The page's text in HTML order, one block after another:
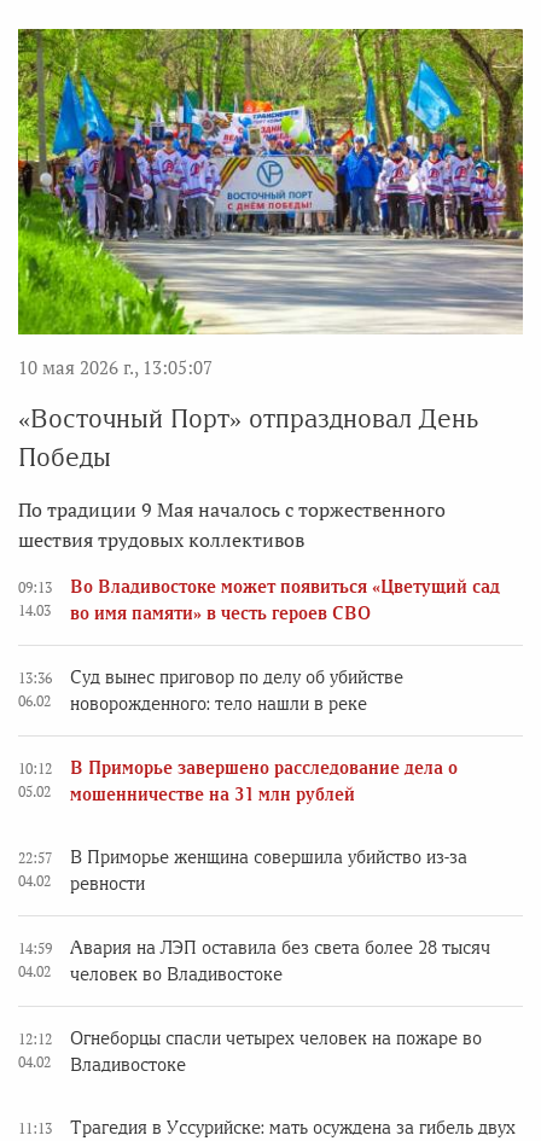
10 мая 2026 г., 13:05:07
«Восточный Порт» отпраздновал День
Победы
По традиции 9 Мая началось с торжественного
шествия трудовых коллективов
09:13
14.03
Во Владивостоке может появиться «Цветущий сад
во имя памяти» в честь героев СВО
13:36
06.02
Суд вынес приговор по делу об убийстве
новорожденного: тело нашли в реке
10:12
05.02
В Приморье завершено расследование дела о
мошенничестве на 31 млн рублей
22:57
04.02
В Приморье женщина совершила убийство из-за
ревности
14:59
04.02
Авария на ЛЭП оставила без света более 28 тысяч
человек во Владивостоке
12:12
04.02
Огнеборцы спасли четырех человек на пожаре во
Владивостоке
11:13
Трагедия в Уссурийске: мать осуждена за гибель двух